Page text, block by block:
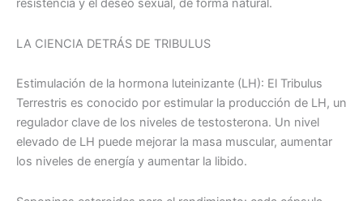
resistencia y el deseo sexual, de forma natural.
LA CIENCIA DETRÁS DE TRIBULUS
Estimulación de la hormona luteinizante (LH): El Tribulus
Terrestris es conocido por estimular la producción de LH, un
regulador clave de los niveles de testosterona. Un nivel
elevado de LH puede mejorar la masa muscular, aumentar
los niveles de energía y aumentar la libido.